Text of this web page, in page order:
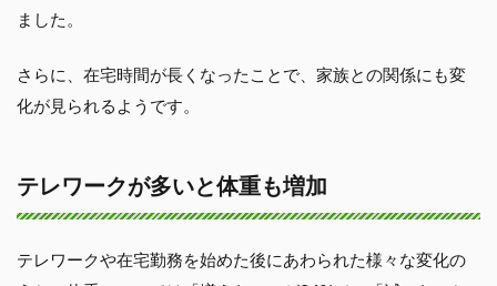
ました。
さらに、在宅時間が長くなったことで、家族との関係にも変
化が見られるようです。
テレワークが多いと体重も増加
テレワークや在宅勤務を始めた後にあわられた様々な変化の